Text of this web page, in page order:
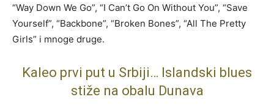
“Way Down We Go”, “I Can’t Go On Without You”, “Save
Yourself”, “Backbone”, “Broken Bones”, “All The Pretty
Girls” i mnoge druge.
Kaleo prvi put u Srbiji… Islandski blues
stiže na obalu Dunava